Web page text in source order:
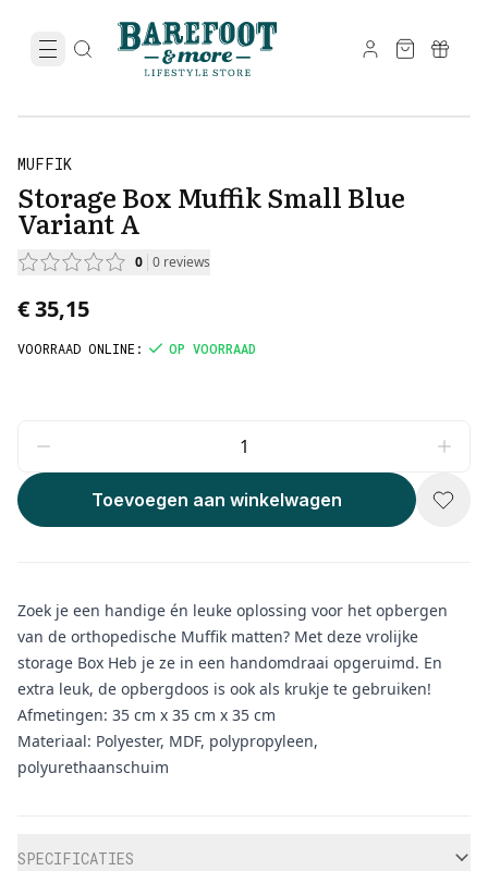
MUFFIK
Storage Box Muffik Small Blue
Variant A
0 0 reviews
€ 35,15
VOORRAAD ONLINE : OP VOORRAAD
Toevoegen aan winkelwagen
Zoek je een handige én leuke oplossing voor het opbergen
van de orthopedische Muffik matten? Met deze vrolijke
storage Box Heb je ze in een handomdraai opgeruimd. En
extra leuk, de opbergdoos is ook als krukje te gebruiken!
Afmetingen: 35 cm x 35 cm x 35 cm
Materiaal: Polyester, MDF, polypropyleen,
polyurethaanschuim
SPECIFICATIES